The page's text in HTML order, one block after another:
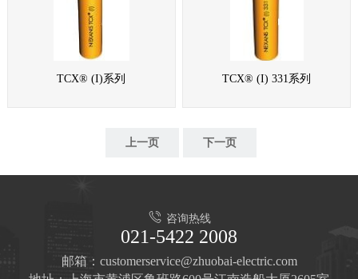
TCX® (I)系列 TCX® (I) 331系列
上一页 下一页
咨询热线
021-5422 2008
邮箱：customerservice@zhuobai-electric.com